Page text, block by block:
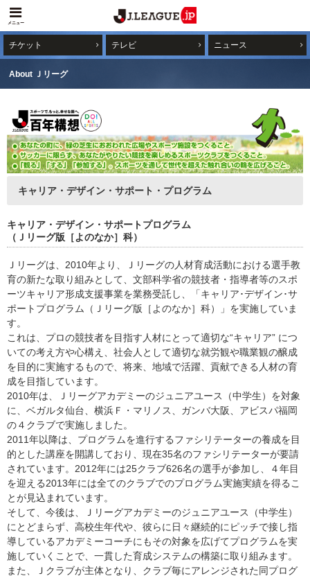
メニュー
チケット テレビ ニュース
About Ｊリーグ
キャリア・デザイン・サポート・プログラム
キャリア・デザイン・サポートプログラム
（Ｊリーグ版［よのなか］科）
Ｊリーグは、2010年より、Ｊリーグの人材育成活動における選手教
育の新たな取り組みとして、文部科学省の競技者・指導者等のスポ
ーツキャリア形成支援事業を業務受託し、「キャリア･デザイン･サ
ポートプログラム（Ｊリーグ版［よのなか］科）」を実施していま
す。
これは、プロの競技者を目指す人材にとって適切な“キャリア” につ
いての考え方や心構え、社会人として適切な就労観や職業観の醸成
を目的に実施するもので、将来、地域で活躍、貢献できる人材の育
成を目指しています。
2010年は、Ｊリーグアカデミーのジュニアユース（中学生）を対象
に、ベガルタ仙台、横浜Ｆ・マリノス、ガンバ大阪、アビスパ福岡
の４クラブで実施しました。
2011年以降は、プログラムを進行するファシリテーターの養成を目
的とした講座を開講しており、現在35名のファシリテーターが要請
されています。2012年には25クラブ626名の選手が参加し、４年目
を迎える2013年には全てのクラブでのプログラム実施実績を得るこ
とが見込まれています。
そして、今後は、Ｊリーグアカデミーのジュニアユース（中学生）
にとどまらず、高校生年代や、彼らに日々継続的にピッチで接し指
導しているアカデミーコーチにもその対象を広げてプログラムを実
施していくことで、一貫した育成システムの構築に取り組みます。
また、Ｊクラブが主体となり、クラブ毎にアレンジされた同プログ